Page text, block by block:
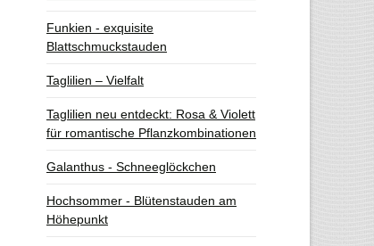
Funkien - exquisite
Blattschmuckstauden
Taglilien – Vielfalt
Taglilien neu entdeckt: Rosa & Violett
für romantische Pflanzkombinationen
Galanthus - Schneeglöckchen
Hochsommer - Blütenstauden am
Höhepunkt